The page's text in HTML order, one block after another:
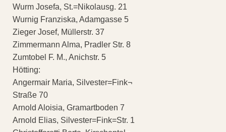
Wurm Josefa, St.=Nikolausg. 21
Wurnig Franziska, Adamgasse 5
Zieger Josef, Müllerstr. 37
Zimmermann Alma, Pradler Str. 8
Zumtobel F. M., Anichstr. 5
Hötting:
Angermair Maria, Silvester=Fink¬
Straße 70
Arnold Aloisia, Gramartboden 7
Arnold Elias, Silvester=Fink=Str. 1